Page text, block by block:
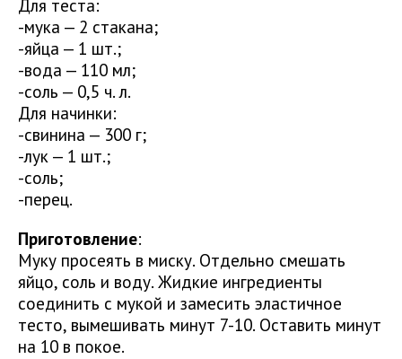
Для теста:
-мука — 2 стакана;
-яйца — 1 шт.;
-вода — 110 мл;
-соль — 0,5 ч. л.
Для начинки:
-свинина — 300 г;
-лук — 1 шт.;
-соль;
-перец.
Приготовление:
Муку просеять в миску. Отдельно смешать
яйцо, соль и воду. Жидкие ингредиенты
соединить с мукой и замесить эластичное
тесто, вымешивать минут 7-10. Оставить минут
на 10 в покое.